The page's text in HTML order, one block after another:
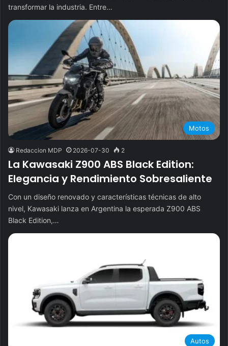
transformar la industria. Entre…
Motos
Redaccion MDP 2026-07-30 2
La Kawasaki Z900 ABS Black Edition:
Elegancia y Rendimiento Sobresaliente
Con un diseño renovado y características técnicas de alto
nivel, Kawasaki lanza en Argentina la esperada Z900 ABS
Black Edition,…
Autos